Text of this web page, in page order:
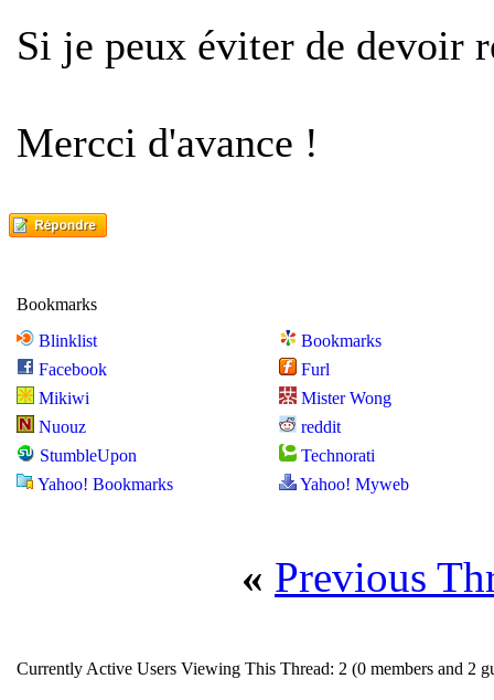
Si je peux éviter de devoir
Mercci d'avance !
Bookmarks
Blinklist
Bookmarks
Facebook
Furl
Mikiwi
Mister Wong
Nuouz
reddit
StumbleUpon
Technorati
Yahoo! Bookmarks
Yahoo! Myweb
« Previous
Currently Active Users Viewing This Thread: 2 (0 members and 2